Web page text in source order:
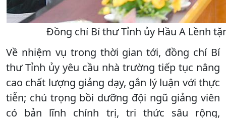
Đồng chí Bí thư Tỉnh ủy Hầu A Lềnh
Về nhiệm vụ trong thời gian tới, đồng chí Bí
thư Tỉnh ủy yêu cầu nhà trường tiếp tục nâng
cao chất lượng giảng dạy, gắn lý luận với thực
tiễn; chú trọng bồi dưỡng đội ngũ giảng viên
có bản lĩnh chính trị, tri thức sâu rộng,